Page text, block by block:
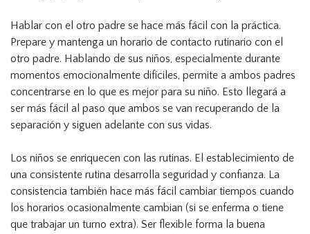
Hablar con el otro padre se hace más fácil con la práctica.
Prepare y mantenga un horario de contacto rutinario con el
otro padre. Hablando de sus niños, especialmente durante
momentos emocionalmente difíciles, permite a ambos padres
concentrarse en lo que es mejor para su niño. Esto llegará a
ser más fácil al paso que ambos se van recuperando de la
separación y siguen adelante con sus vidas.
Los niños se enriquecen con las rutinas. El establecimiento de
una consistente rutina desarrolla seguridad y confianza. La
consistencia también hace más fácil cambiar tiempos cuando
los horarios ocasionalmente cambian (si se enferma o tiene
que trabajar un turno extra). Ser flexible forma la buena